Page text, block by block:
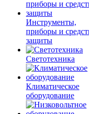
Инструменты,
приборы и
защиты
Светотехника
Климатическое
оборудование